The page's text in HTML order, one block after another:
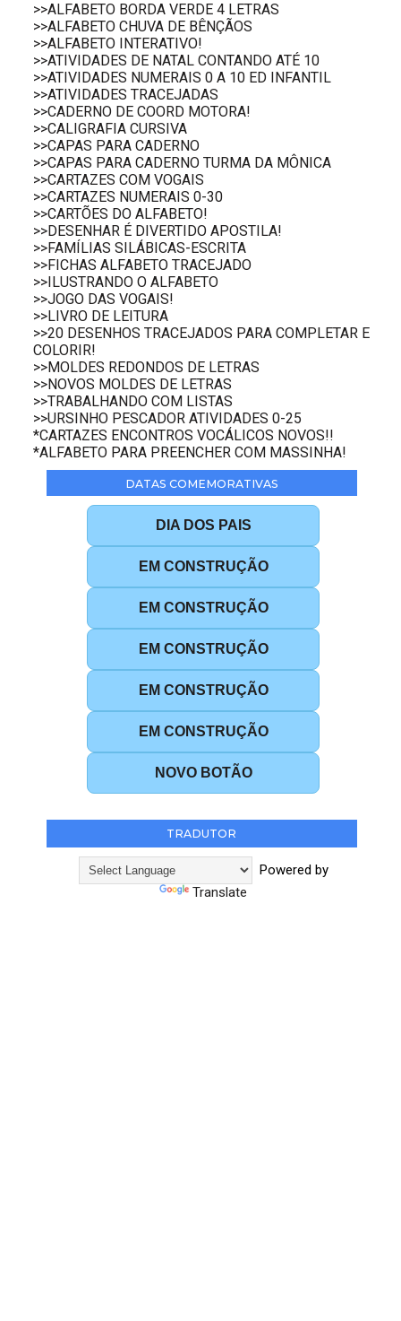
>>ALFABETO BORDA VERDE 4 LETRAS
>>ALFABETO CHUVA DE BÊNÇÃOS
>>ALFABETO INTERATIVO!
>>ATIVIDADES DE NATAL CONTANDO ATÉ 10
>>ATIVIDADES NUMERAIS 0 A 10 ED INFANTIL
>>ATIVIDADES TRACEJADAS
>>CADERNO DE COORD MOTORA!
>>CALIGRAFIA CURSIVA
>>CAPAS PARA CADERNO
>>CAPAS PARA CADERNO TURMA DA MÔNICA
>>CARTAZES COM VOGAIS
>>CARTAZES NUMERAIS 0-30
>>CARTÕES DO ALFABETO!
>>DESENHAR É DIVERTIDO APOSTILA!
>>FAMÍLIAS SILÁBICAS-ESCRITA
>>FICHAS ALFABETO TRACEJADO
>>ILUSTRANDO O ALFABETO
>>JOGO DAS VOGAIS!
>>LIVRO DE LEITURA
>>20 DESENHOS TRACEJADOS PARA COMPLETAR E
COLORIR!
>>MOLDES REDONDOS DE LETRAS
>>NOVOS MOLDES DE LETRAS
>>TRABALHANDO COM LISTAS
>>URSINHO PESCADOR ATIVIDADES 0-25
*CARTAZES ENCONTROS VOCÁLICOS NOVOS!!
*ALFABETO PARA PREENCHER COM MASSINHA!
DATAS COMEMORATIVAS
DIA DOS PAIS
EM CONSTRUÇÃO
EM CONSTRUÇÃO
EM CONSTRUÇÃO
EM CONSTRUÇÃO
EM CONSTRUÇÃO
NOVO BOTÃO
TRADUTOR
Powered by
Translate